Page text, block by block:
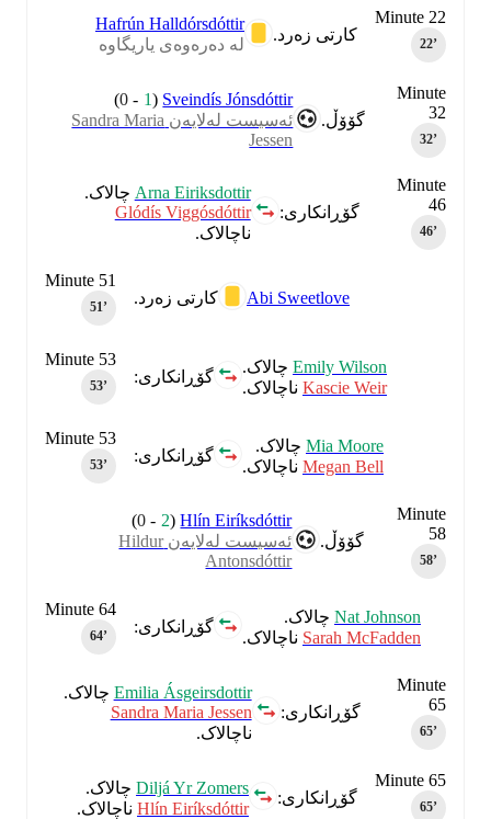
کارتی زەرد.
Hafrún Halldórsdóttir
لە دەرەوەی یاریگاوە
Minute 22
گۆۆڵ.
Sveindís Jónsdóttir
(
1
-
0
)
ئەسیست لەلایەن Sandra Maria
Jessen
Minute
گۆڕانکاری:
Arna Eiriksdottirچالاک.
Glódís Viggósdóttir
ناچالاک.
Minute
Minute 51
کارتی زەرد. Abi Sweetlove
Minute 53
گۆڕانکاری:
Emily Wilsonچالاک.
Kascie Weirناچالاک.
Minute 53
گۆڕانکاری:
Mia Moore چالاک.
Megan Bellناچالاک.
گۆۆڵ.
Hlín Eiríksdóttir
(
2
-
0
)
ئەسیست لەلایەن Hildur
Antonsdóttir
Minute
Minute 64
گۆڕانکاری:
Nat Johnson چالاک.
Sarah McFaddenناچالاک.
گۆڕانکاری:
Emilia Ásgeirsdottirچالاک.
Sandra Maria Jessen
ناچالاک.
Minute
گۆڕانکاری:
Diljá Yr Zomersچالاک.
Hlín Eiríksdóttirناچالاک.
Minute 65